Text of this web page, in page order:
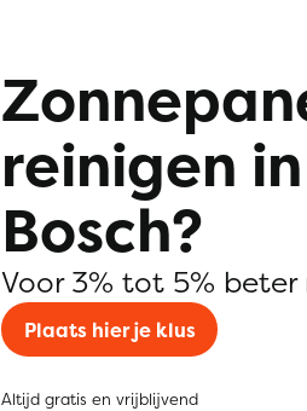
reinigen
Bosch?
Voor 3% tot 5%
Plaats hier je klus
Altijd gratis en vrijblijvend